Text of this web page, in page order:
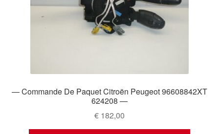
— Commande De Paquet Citroën Peugeot 96608842XT
624208 —
€ 182,00